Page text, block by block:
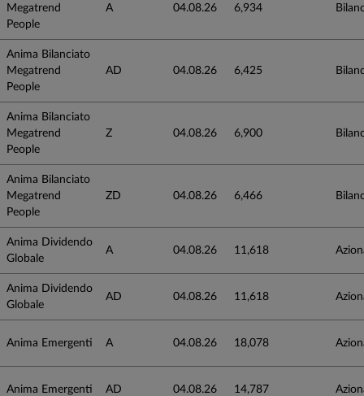
Megatrend
People
A 04.08.26 6,934
Anima Bilanciato
Megatrend
People
AD 04.08.26 6,425
Anima Bilanciato
Megatrend
People
Z 04.08.26 6,900
Anima Bilanciato
Megatrend
People
ZD 04.08.26 6,466
Anima Dividendo
Globale
A 04.08.26 11,618
Anima Dividendo
Globale
AD 04.08.26 11,618
Anima Emergenti A 04.08.26 18,078
Anima Emergenti AD 04.08.26 14,787